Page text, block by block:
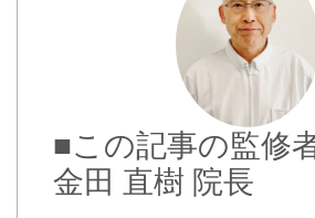
■この記事の監修
金田 直樹 院長